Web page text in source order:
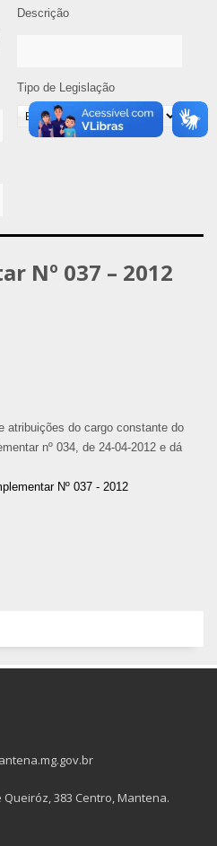
Descrição
Tipo de Legislação
Nº 037 – 2012
atribuições do cargo constante do
nº 034, de 24-04-2012 e dá
Nº 037 - 2012
383 Centro, Mantena.